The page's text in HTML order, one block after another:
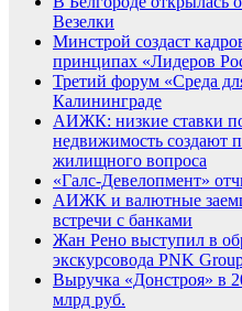
Везелки
Минстрой создаст
принципах «Лидеров
Третий форум «Среда
Калининграде
АИЖК: низкие ставки
недвижимость создают
жилищного вопроса
«Галс-Девелопмент»
АИЖК и валютные
встречи с банками
Жан Рено выступил в
экскурсовода PNK
Выручка «Донстроя» в
млрд руб.